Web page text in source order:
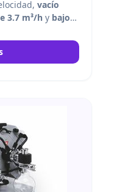
vacío
3.7 m³/h y bajo